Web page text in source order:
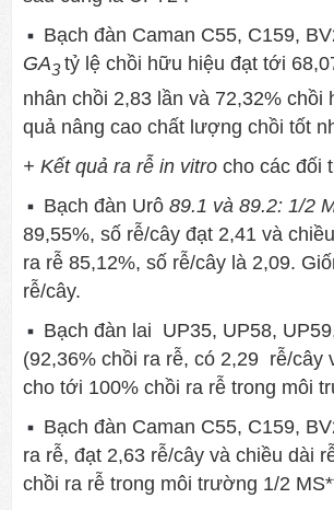
Bạch đàn Caman C55, C159,
GA3tỷ lệ chồi hữu hiệu đạt tới
nhân chồi 2,83 lần và 72,32%
quả nâng cao chất lượng chồi tốt
+ Kết quả ra rễ in vitro cho các đối
Bạch đàn Urô89.1 và 89.2: 1/2
89,55%, số rễ/cây đạt 2,41 và
ra rễ 85,12%, số rễ/cây là 2,09.
rễ/cây.
Bạch đàn lai UP35, UP58,
(92,36% chồi ra rễ, có 2,29 rễ/cây
cho tới 100% chồi ra rễ trong môi
Bạch đàn Caman C55, C159,
ra rễ, đạt 2,63 rễ/cây và chiều dài
chồi ra rễ trong môi trường 1/2